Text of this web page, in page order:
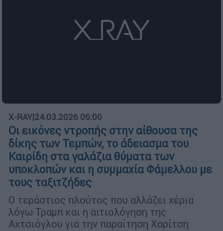
X-RAY|24.03.2026 06:00
Οι εικόνες ντροπής στην αίθουσα της
δίκης των Τεμπών, το άδειασμα του
Καιρίδη στα γαλάζια θύματα των
υποκλοπών και η συμμαχία Φάμελλου με
τους ταξιτζήδες
Ο τεράστιος πλούτος που αλλάζει χέρια
λόγω Τραμπ και η αιτιολόγηση της
Αχτσιόγλου για την παραίτηση Χαρίτση